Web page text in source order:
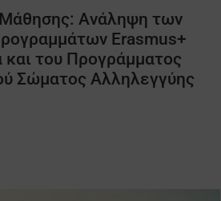
Aνάληψη των
Erasmus+
και του Προγράμματος
Σώματος Αλληλεγγύης